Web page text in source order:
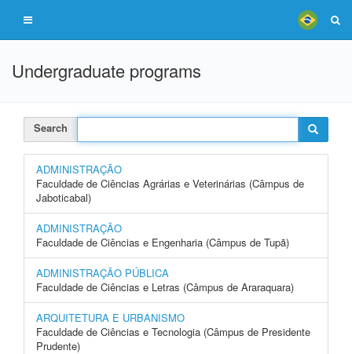
Undergraduate programs
Search
ADMINISTRAÇÃO
Faculdade de Ciências Agrárias e Veterinárias (Câmpus de
Jaboticabal)
ADMINISTRAÇÃO
Faculdade de Ciências e Engenharia (Câmpus de Tupã)
ADMINISTRAÇÃO PÚBLICA
Faculdade de Ciências e Letras (Câmpus de Araraquara)
ARQUITETURA E URBANISMO
Faculdade de Ciências e Tecnologia (Câmpus de Presidente
Prudente)